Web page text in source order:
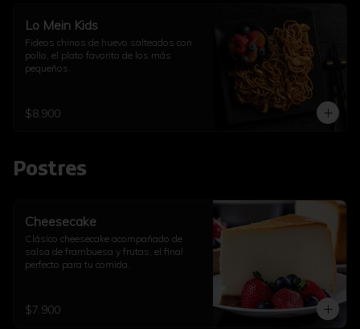
Lo Mein Kids
Fideos chinos de huevo salteados con
pollo, el plato favorito de los más
pequeños.
$8.900
Postres
Cheesecake
Clásico cheesecake acompañado de
salsa de frambuesa y frutas, el final
perfecto para tu comida.
$7.900